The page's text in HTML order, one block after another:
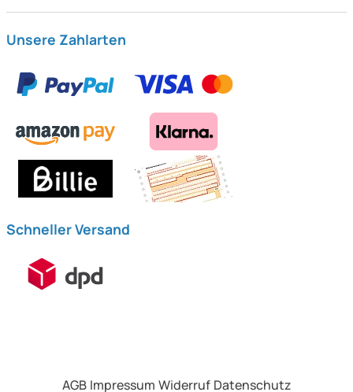
Unsere Zahlarten
Schneller Versand
AGB Impressum Widerruf Datenschutz